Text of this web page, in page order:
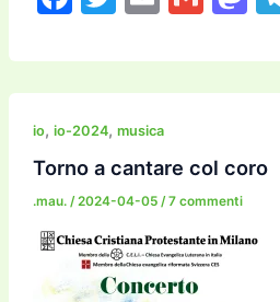
c
e
b
o
o
k
itt
er
ai
l
ai
l
st
o
o
io, io-2024, musica
Torno a cantare col coro
.mau. /2024-04-05 /7 commenti